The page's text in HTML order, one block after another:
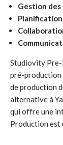
Gestion
Studiovity Pre-
pré-production
de production
alternative à
qui offre une
Production est